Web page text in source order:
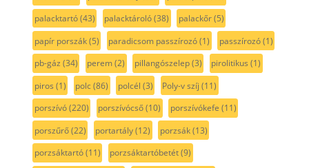
palacktartó(43) palacktároló(38) palackőr(5)
papír porszák(5) paradicsom passzírozó(1) passzírozó(1)
pb-gáz (34) perem(2) pillangószelep(3) pirolitikus (1)
piros (1) polc(86) polcél (3) Poly-v szíj (11)
porszívó(220) porszívócső(10) porszívókefe (11)
porszűrő(22) portartály(12) porzsák(13)
porzsáktartó(11) porzsáktartóbetét(9)